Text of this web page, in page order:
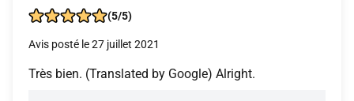
(5/5)
Avis posté le 27 juillet 2021
Très bien. (Translated by Google) Alright.